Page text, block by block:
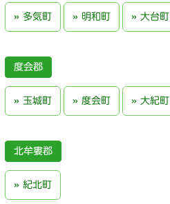
多気町 明和町 大台町
度会郡
玉城町 度会町 大紀町
北牟婁郡
紀北町